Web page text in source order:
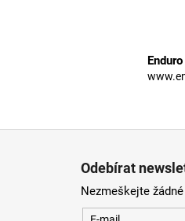
Odebírat
Nezmeškejte